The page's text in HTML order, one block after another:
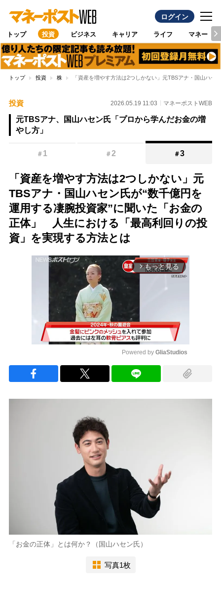
ログイン
トップ 投資 ビジネス キャリア ライフ マネー
トップ 投資 株 「資産を増やす方法は2つしかない」元TBSアナ・国山ハ
投資 2026.05.19 11:03 マネーポストWEB
元TBSアナ、国山ハセン氏「プロから学んだお金の増
やし方」
＃ 1 ＃2 ＃3
「資産を増やす方法は2つしかない」元
TBSアナ・国山ハセン氏が“数千億円を
運用する凄腕投資家”に聞いた「お金の
正体」 人生における「最高利回りの投
資」を実現する方法とは
arrow_forward_ios もっと見る
Powered by GliaStudios
「お金の正体」とは何か？（国山ハセン氏）
写真1枚